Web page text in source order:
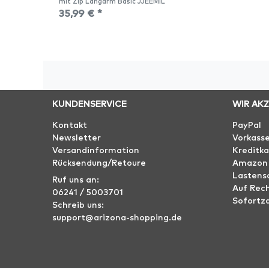
35,99 € *
KUNDENSERVICE
Kontakt
Newsletter
Versandinformation
Rücksendung/Retoure
Ruf uns an:
06241 / 5003701
Schreib uns:
support@arizona-shopping.de
WIR
PayPal
Amazon
Auf